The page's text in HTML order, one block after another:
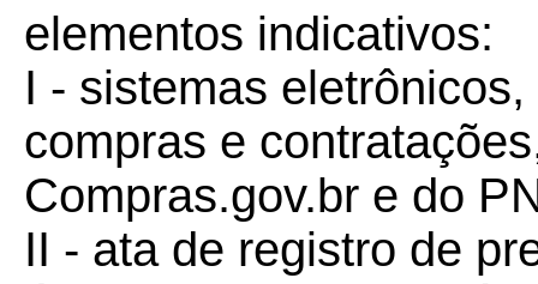
elementos indicativos:
I - sistemas
compras e
Compras.gov.br e do
II - ata de registro de